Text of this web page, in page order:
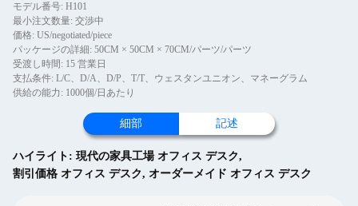
モデル番号: H101
最小注文数量: 交渉中
価格: US/negotiated/piece
パッケージの詳細: 50CM × 50CM × 70CM/パーツ/パーツ
受渡し時間: 15 営業日
支払条件: L/C、D/A、D/P、T/T、ウェスタンユニオン、マネーグラム
供給の能力: 1000個/日あたり
細部 記述
ハイライト: 現代の家具工場 オフィス デスク,
割引価格 オフィス デスク, オーダーメイド オフィス デスク